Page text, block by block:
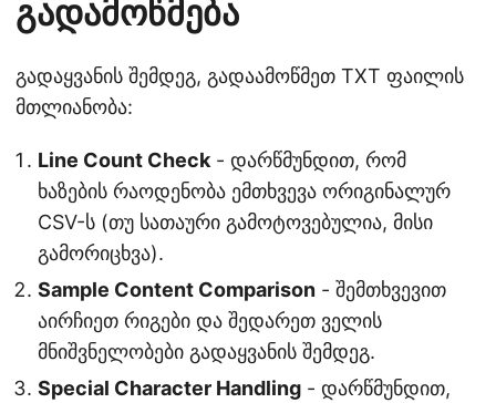
გადამოწმება
გადაყვანის შემდეგ, გადაამოწმეთ TXT ფაილის
მთლიანობა:
Line Count Check - დარწმუნდით, რომ
ხაზების რაოდენობა ემთხვევა ორიგინალურ
CSV-ს (თუ სათაური გამოტოვებულია, მისი
გამორიცხვა).
Sample Content Comparison - შემთხვევით
აირჩიეთ რიგები და შედარეთ ველის
მნიშვნელობები გადაყვანის შემდეგ.
Special Character Handling - დარწმუნდით,